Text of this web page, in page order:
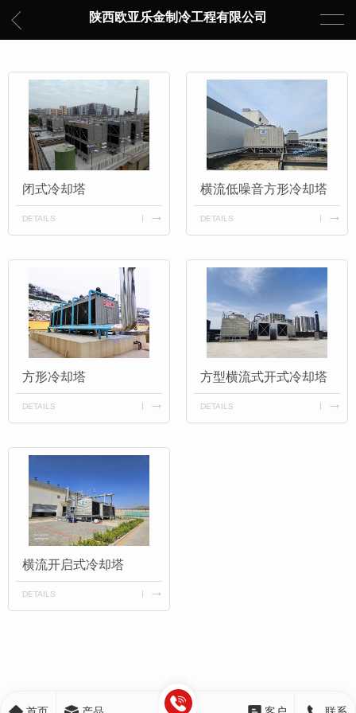
陕西欧亚乐金制冷工程有限公司
闭式冷却塔
DETAILS
横流低噪音方形冷却塔
DETAILS
方形冷却塔
DETAILS
方型横流式开式冷却塔
DETAILS
横流开启式冷却塔
DETAILS